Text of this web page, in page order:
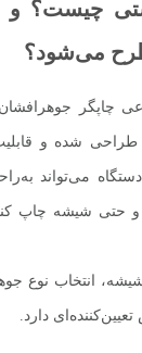
چیست؟ و
می‌شود؟
چاپگر
شده و قابلیت
می‌تواند
حتی شیشه چاپ کند
انتخاب نوع
دارد.